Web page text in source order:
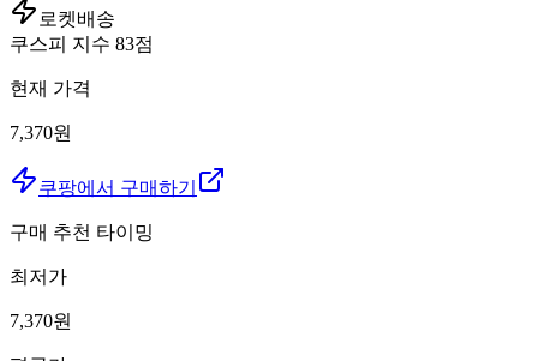
로켓배송
쿠스피 지수 83점
현재 가격
7,370원
쿠팡에서 구매하기
구매 추천 타이밍
최저가
7,370원